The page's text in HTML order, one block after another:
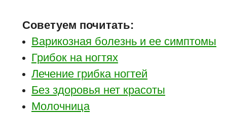
Советуем почитать:
Варикозная болезнь и ее симптомы
Грибок на ногтях
Лечение грибка ногтей
Без здоровья нет красоты
Молочница